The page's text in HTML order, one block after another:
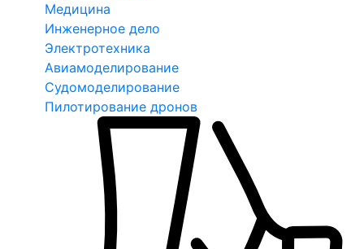
Медицина
Инженерное дело
Электротехника
Авиамоделирование
Судомоделирование
Пилотирование дронов